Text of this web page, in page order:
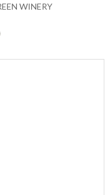
WINERY